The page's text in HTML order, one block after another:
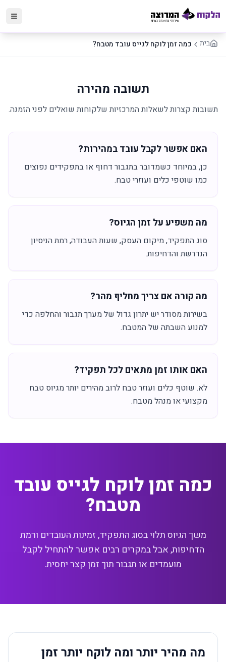
בית כמה זמן לוקח לגייס עובד מטבח?
תשובה מהירה
תשובות קצרות לשאלות המרכזיות שלקוחות שואלים לפני הזמנה.
האם אפשר לקבל עובד במהירות?
כן, במיוחד כשמדובר בתגבור דחוף או בתפקידים נפוצים
כמו שוטפי כלים ועוזרי טבח.
מה משפיע על זמן הגיוס?
סוג התפקיד, מיקום העסק, שעות העבודה, רמת הניסיון
הנדרשת והדחיפות.
מה קורה אם צריך מחליף מהר?
בשירות מסודר יש יתרון גדול של מערך תגבור והחלפה כדי
למנוע השבתה של המטבח.
האם אותו זמן מתאים לכל תפקיד?
לא. שוטף כלים ועוזר טבח לרוב מהירים יותר מגיוס טבח
מקצועי או מנהל מטבח.
כמה זמן לוקח לגייס עובד
מטבח?
משך הגיוס תלוי בסוג התפקיד, זמינות העובדים ורמת
הדחיפות, אבל במקרים רבים אפשר להתחיל לקבל
מועמדים או תגבור תוך זמן קצר יחסית.
מה מהיר יותר ומה לוקח יותר זמן